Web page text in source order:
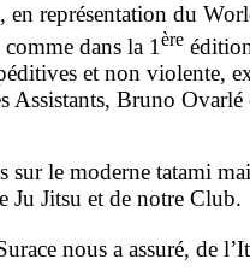
représentation du
dans la 1ère
et non violente,
Assistants, Bruno Ovarlé
sur le moderne tatami
Ju Jitsu et de notre Club.
nous a assuré, de